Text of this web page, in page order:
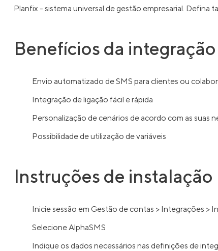
Planfix - sistema universal de gestão empresarial.
Benefícios da
Envio automatizado de SMS para clientes ou
Integração de ligação fácil e rápida
Personalização de cenários de acordo com as suas
Possibilidade de utilização de variáveis
Instruções de instalação
Inicie sessão em Gestão de contas > Integrações >
Selecione AlphaSMS
Indique os dados necessários nas definições de